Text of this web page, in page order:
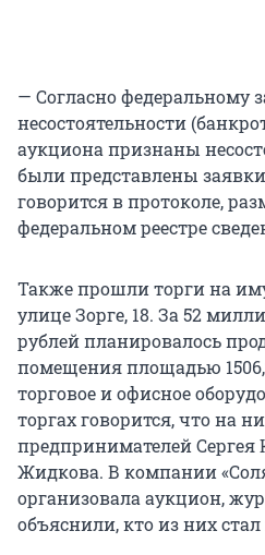
— Согласно федеральному
несостоятельности
аукциона признаны
были представлены
говорится в протоколе,
федеральном реестре
Также прошли торги на
улице Зорге, 18. За 52
рублей планировалось
помещения площадью
торговое и офисное
торгах говорится, что на
предпринимателей
Жидкова. В компании
организовала аукцион,
объяснили, кто из них